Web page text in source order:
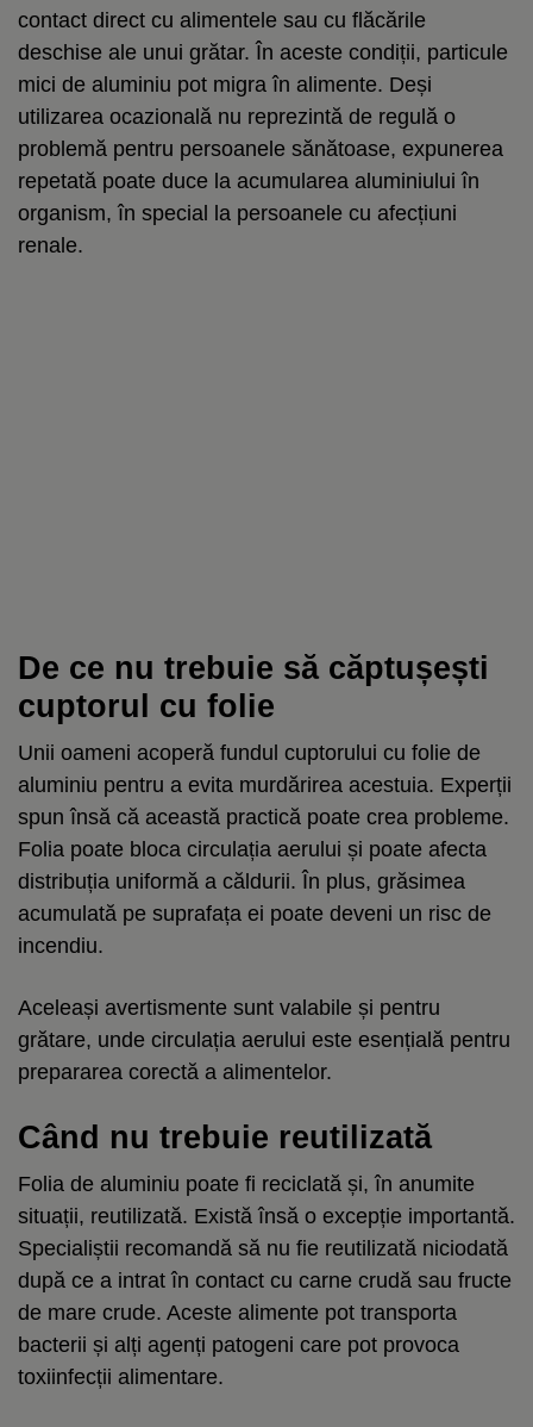
contact direct cu alimentele sau cu flăcările
deschise ale unui grătar. În aceste condiții, particule
mici de aluminiu pot migra în alimente. Deși
utilizarea ocazională nu reprezintă de regulă o
problemă pentru persoanele sănătoase, expunerea
repetată poate duce la acumularea aluminiului în
organism, în special la persoanele cu afecțiuni
renale.
De ce nu trebuie să căptușești
cuptorul cu folie
Unii oameni acoperă fundul cuptorului cu folie de
aluminiu pentru a evita murdărirea acestuia. Experții
spun însă că această practică poate crea probleme.
Folia poate bloca circulația aerului și poate afecta
distribuția uniformă a căldurii. În plus, grăsimea
acumulată pe suprafața ei poate deveni un risc de
incendiu.
Aceleași avertismente sunt valabile și pentru
grătare, unde circulația aerului este esențială pentru
prepararea corectă a alimentelor.
Când nu trebuie reutilizată
Folia de aluminiu poate fi reciclată și, în anumite
situații, reutilizată. Există însă o excepție importantă.
Specialiștii recomandă să nu fie reutilizată niciodată
după ce a intrat în contact cu carne crudă sau fructe
de mare crude. Aceste alimente pot transporta
bacterii și alți agenți patogeni care pot provoca
toxiinfecții alimentare.